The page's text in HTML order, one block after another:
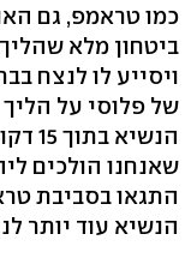
כמו טראמפ, גם
ביטחון מלא
ויסייע לו לנצח
של פלוסי על
שאנחנו הולכים
התגאו בסביבת
הנשיא עוד יותר